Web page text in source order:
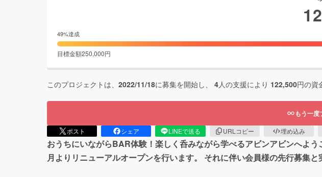
49%達成
目標金額250,000円
このプロジェクトは、 2022/11/18に募集を開始し、 4人の支援により 122,500円の資
もう一
ポスト シェア LINEで送る URLコピー 埋め込み
おうちにいながらBAR体験！楽しく呑みながら学べるアビンアビンへよ
月よりリニューアルオープンを行います。 それに伴い会員様の先行募集